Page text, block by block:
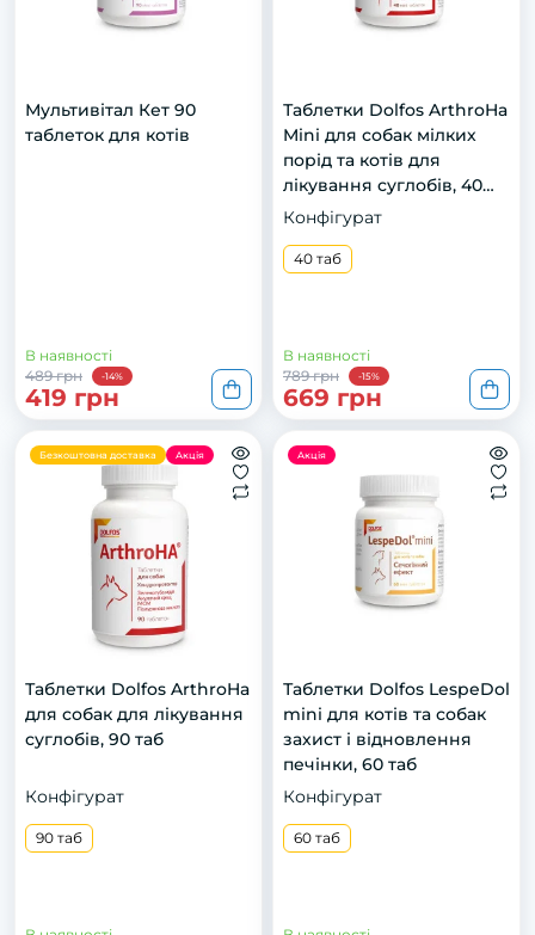
Мультивітал Кет 90
таблеток для котів
В наявності
489 грн
-14%
419 грн
Таблетки Dolfos ArthroHa
Mini для собак мілких
порід та котів для
лікування суглобів, 40
таб
Конфігурат
40 таб
В наявності
789 грн
-15%
669 грн
Безкоштовна доставка Акція
Таблетки Dolfos ArthroHa
для собак для лікування
суглобів, 90 таб
Конфігурат
90 таб
Акція
Таблетки Dolfos LespeDol
mini для котів та собак
захист і відновлення
печінки, 60 таб
Конфігурат
60 таб